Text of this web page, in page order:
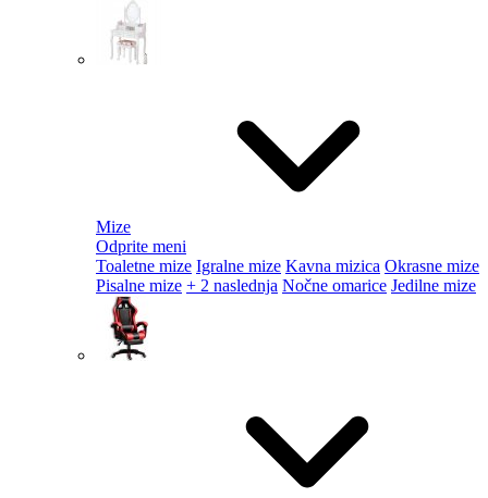
Mize
Odprite meni
Toaletne mize Igralne mize Kavna mizica Okrasne mize
Pisalne mize + 2 naslednja Nočne omarice Jedilne mize